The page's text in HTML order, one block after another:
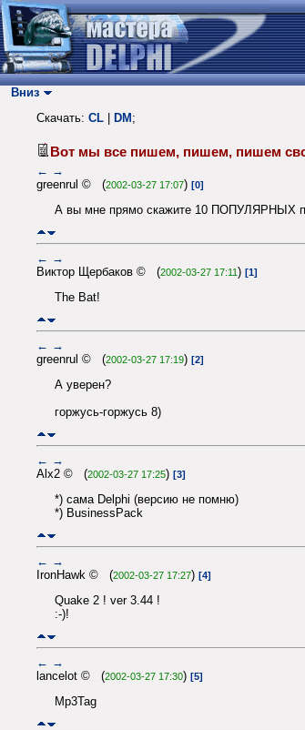
Вниз
Скачать: CL DM ;
Вот мы все пишем, пишем, пишем
← →
greenrul © (2002-03-27 17:07) [0]
А вы мне прямо скажите 10 ПОПУЛЯРНЫХ
← →
Виктор Щербаков © (2002-03-27 17:11) [1]
The Bat!
← →
greenrul © (2002-03-27 17:19) [2]
А уверен?
горжусь-горжусь 8)
← →
Alx2 © (2002-03-27 17:25) [3]
*) сама Delphi (версию не помню)
*) BusinessPack
← →
IronHawk © (2002-03-27 17:27) [4]
Quake 2 ! ver 3.44 !
:-)!
← →
lancelot © (2002-03-27 17:30) [5]
Mp3Tag